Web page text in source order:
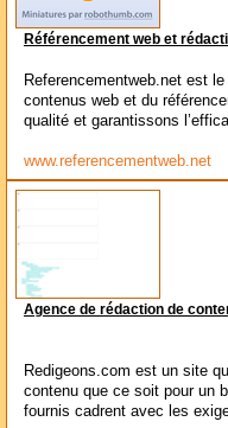
Référencement web et
Referencementweb.net est
contenus web et du
qualité et garantissons
www.referencementweb.net
Agence de rédaction de
Redigeons.com est un site
contenu que ce soit pour un
fournis cadrent avec les